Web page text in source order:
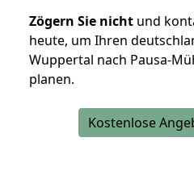
Zögern Sie nicht und
heute, um Ihren
Wuppertal nach Pausa-
planen.
Kostenlose